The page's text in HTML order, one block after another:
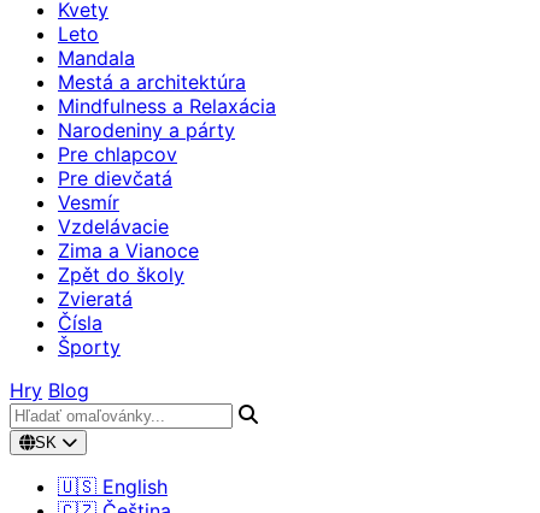
Kvety
Leto
Mandala
Mestá a architektúra
Mindfulness a Relaxácia
Narodeniny a párty
Pre chlapcov
Pre dievčatá
Vesmír
Vzdelávacie
Zima a Vianoce
Zpět do školy
Zvieratá
Čísla
Športy
Hry Blog
SK
🇺🇸 English